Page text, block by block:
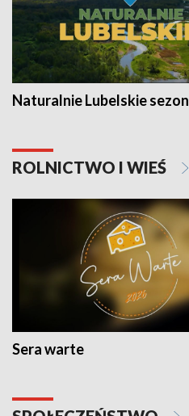
Naturalnie Lubelskie
ROLNICTWO I WIEŚ
Sera warte